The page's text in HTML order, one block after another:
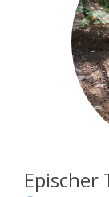
Epischer